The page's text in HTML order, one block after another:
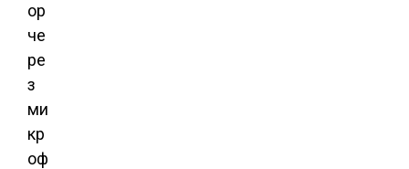
ор
че
ре
з
ми
кр
оф